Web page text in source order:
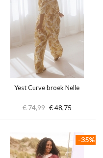
Yest Curve broek Nelle
€ 74,99 € 48,75
-35%